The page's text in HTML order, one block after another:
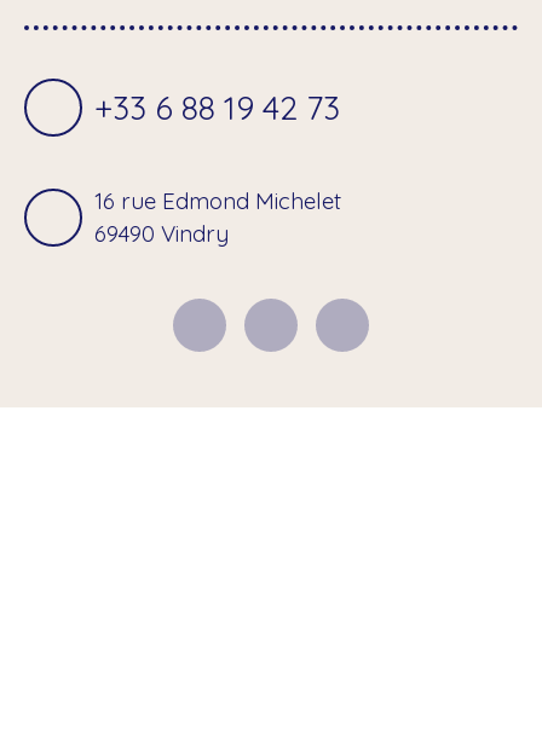
+33 6 88 19 42 73
16 rue Edmond Michelet
69490 Vindry